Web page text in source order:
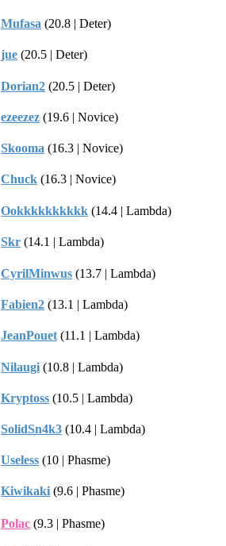
Mufasa (20.8 | Deter)
jue (20.5 | Deter)
Dorian2 (20.5 | Deter)
ezeezez (19.6 | Novice)
Skooma (16.3 | Novice)
Chuck (16.3 | Novice)
Ookkkkkkkkkk (14.4 | Lambda)
Skr (14.1 | Lambda)
CyrilMinwus (13.7 | Lambda)
Fabien2 (13.1 | Lambda)
JeanPouet (11.1 | Lambda)
Nilaugi (10.8 | Lambda)
Kryptoss (10.5 | Lambda)
SolidSn4k3 (10.4 | Lambda)
Useless (10 | Phasme)
Kiwikaki (9.6 | Phasme)
Polac (9.3 | Phasme)